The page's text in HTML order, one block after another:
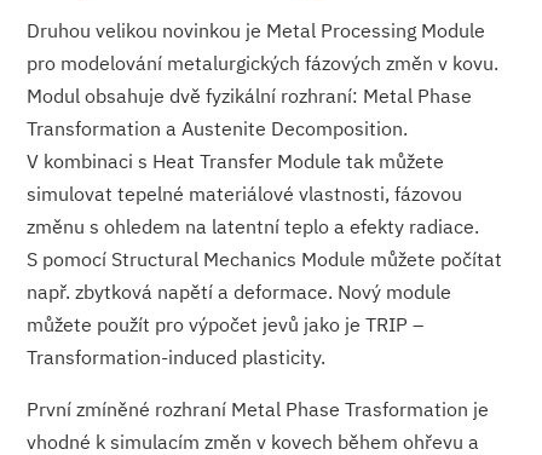
Druhou velikou novinkou je Metal Processing Module
pro modelování metalurgických fázových změn v kovu.
Modul obsahuje dvě fyzikální rozhraní: Metal Phase
Transformation a Austenite Decomposition.
V kombinaci s Heat Transfer Module tak můžete
simulovat tepelné materiálové vlastnosti, fázovou
změnu s ohledem na latentní teplo a efekty radiace.
S pomocí Structural Mechanics Module můžete počítat
např. zbytková napětí a deformace. Nový module
můžete použít pro výpočet jevů jako je TRIP –
Transformation-induced plasticity.
První zmíněné rozhraní Metal Phase Trasformation je
vhodné k simulacím změn v kovech během ohřevu a